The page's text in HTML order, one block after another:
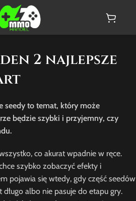
2 najlepsze
seedy to temat, który może
będzie szybki i przyjemny, czy
co akurat wpadnie w ręce.
szybko zobaczyć efekty i
pojawia się wtedy, gdy część seedów
długo albo nie pasuje do etapu gry.